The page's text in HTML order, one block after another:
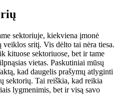
sektoriuje, kiekviena įmonė
sritį. Vis dėlto tai nėra tiesa.
kituose sektoriuose, bet ir tame
vietas. Paskutiniai mūsų
kad daugelis prašymų atlyginti
sektorių. Tai reiškia, kad reikia
lygmenimis, bet ir visą savo